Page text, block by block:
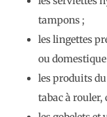
tampons ;
les lingettes
ou domestique
les produits
tabac à rouler,